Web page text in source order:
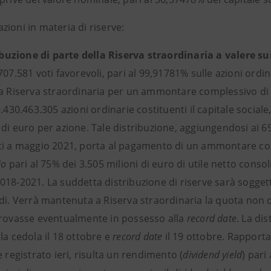
in materia di riserve:
di parte della Riserva straordinaria a valere
voti favorevoli, pari al 99,91781% sulle azioni
Riserva straordinaria per un ammontare complessivo di
azioni ordinarie costituenti il capitale
euro per azione. Tale distribuzione, aggiungendosi ai
a maggio 2021, porta al pagamento di un ammontare
pari al 75% dei 3.505 milioni di euro di utile netto
2021. La suddetta distribuzione di riserve sarà
Verrà mantenuta a Riserva straordinaria la quota
eventualmente in possesso alla record date. La
cedola il 18 ottobre e record date il 19 ottobre.
registrato ieri, risulta un rendimento (dividend yield) pari